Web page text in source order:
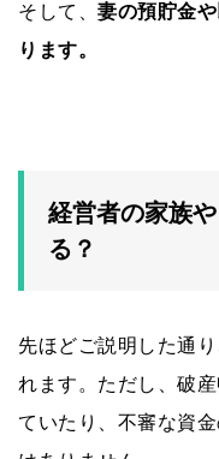
そして、 妻の預貯金
ります。
経営者の家族
る？
先ほどご説明した通
れます。ただし、破
ていたり、不審な資